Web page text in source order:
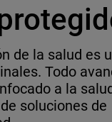
de la salud es
Todo
a la
soluciones de